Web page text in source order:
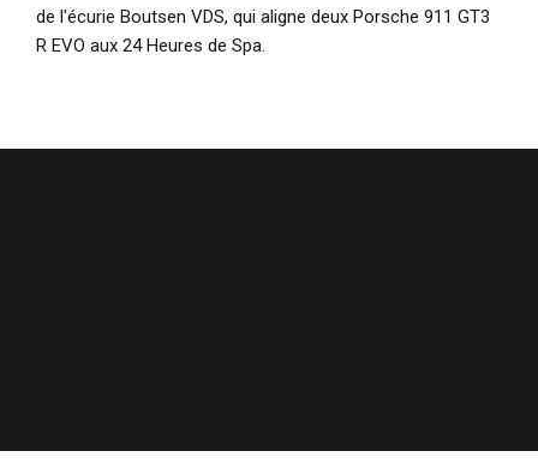
de l'écurie Boutsen VDS, qui aligne deux Porsche 911 GT3
R EVO aux 24 Heures de Spa.